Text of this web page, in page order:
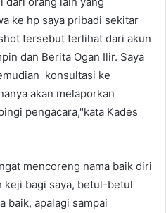
ke hp saya pribadi sekitar
tersebut terlihat dari akun
dan Berita Ogan Ilir. Saya
konsultasi ke
akan melaporkan
pengacara,"kata Kades
mencoreng nama baik diri
bagi saya, betul-betul
baik, apalagi sampai